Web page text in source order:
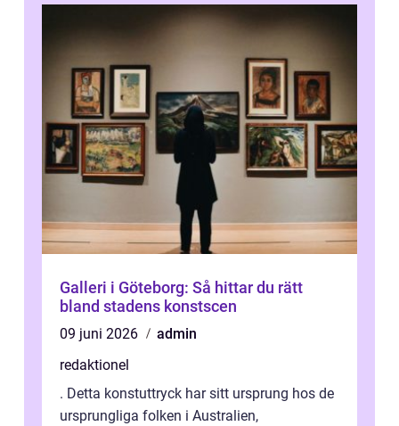
Galleri i Göteborg: Så hittar du rätt
bland stadens konstscen
09 juni 2026
admin
redaktionel
. Detta konstuttryck har sitt ursprung hos de
ursprungliga folken i Australien,